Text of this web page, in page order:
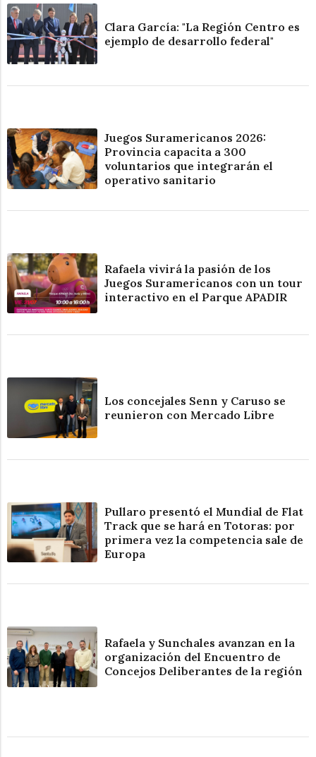
Clara García: "La Región Centro es
ejemplo de desarrollo federal"
Juegos Suramericanos 2026:
Provincia capacita a 300
voluntarios que integrarán el
operativo sanitario
Rafaela vivirá la pasión de los
Juegos Suramericanos con un tour
interactivo en el Parque APADIR
Los concejales Senn y Caruso se
reunieron con Mercado Libre
Pullaro presentó el Mundial de Flat
Track que se hará en Totoras: por
primera vez la competencia sale de
Europa
Rafaela y Sunchales avanzan en la
organización del Encuentro de
Concejos Deliberantes de la región